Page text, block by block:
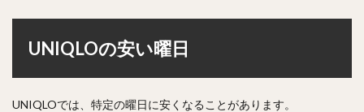
UNIQLOの安い曜日
UNIQLOでは、特定の曜日に安くなることがあります。